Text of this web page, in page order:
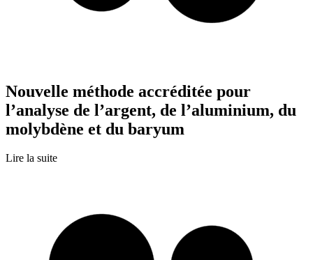
Nouvelle méthode accréditée pour
l’analyse de l’argent, de l’aluminium, du
molybdène et du baryum
Lire la suite